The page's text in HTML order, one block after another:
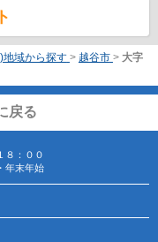
地域から探す > 越谷市 > 大字
戻る
：００
年末年始